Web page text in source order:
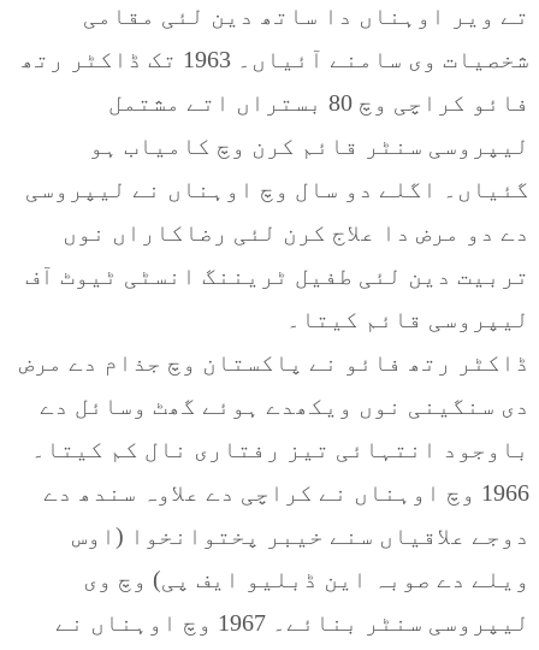
تے ویر اوہناں دا ساتھ دین لئی مقامی
شخصیات وی سامنے آئیاں۔ 1963 تک ڈاکٹر رتھ
فائو کراچی وچ 80 بستراں اتے مشتمل
لیپروسی سنٹر قائم کرن وچ کامیاب ہو
گئیاں۔ اگلے دو سال وچ اوہناں نے لیپروسی
دے دو مرض دا علاج کرن لئی رضاکاراں نوں
تربیت دین لئی طفیل ٹریننگ انسٹی ٹیوٹ آف
لیپروسی قائم کیتا۔
ڈاکٹر رتھ فائو نے پاکستان وچ جذام دے مرض
دی سنگینی نوں ویکھدے ہوئے گھٹ وسائل دے
باوجود انتہائی تیز رفتاری نال کم کیتا۔
1966 وچ اوہناں نے کراچی دے علاوہ سندھ دے
دوجے علاقیاں سنے خیبر پختوانخوا (اوس
ویلے دے صوبہ این ڈبلیو ایف پی) وچ وی
لیپروسی سنٹر بنائے۔ 1967 وچ اوہناں نے